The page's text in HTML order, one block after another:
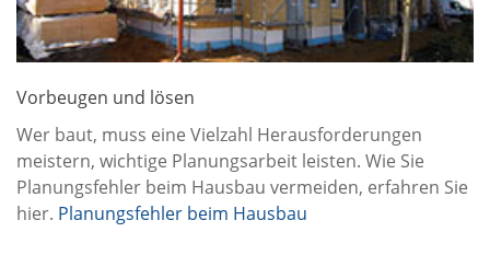
Vorbeugen und lösen
Wer baut, muss eine Vielzahl Herausforderungen
meistern, wichtige Planungsarbeit leisten. Wie Sie
Planungsfehler beim Hausbau vermeiden, erfahren Sie
hier. Planungsfehler beim Hausbau